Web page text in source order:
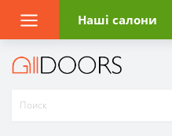
Наші салони